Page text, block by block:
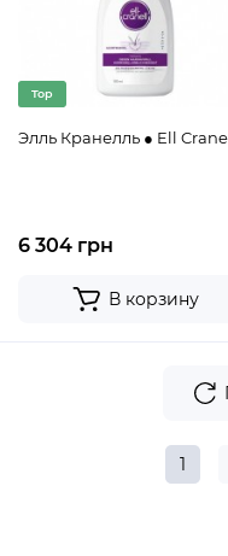
Top
Элль Кранелль ● Ell
6 304 грн
В корзину
1